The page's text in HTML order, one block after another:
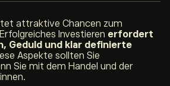
attraktive Chancen zum
Investieren erfordert
Geduld und klar definierte
Aspekte sollten Sie
Sie mit dem Handel und der